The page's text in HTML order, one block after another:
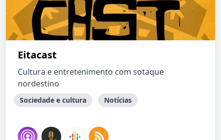
Eitacast
Cultura e entretenimento com sotaque
nordestino
Sociedade e cultura Notícias